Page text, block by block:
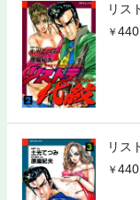
リス
440
リス
440